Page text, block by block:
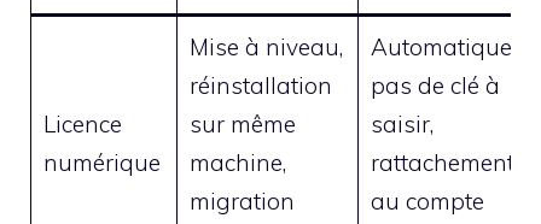
Licence
numérique
Mise à niveau,
réinstallation
sur même
machine,
migration
Automatique,
pas de clé à
saisir,
rattachement
au compte